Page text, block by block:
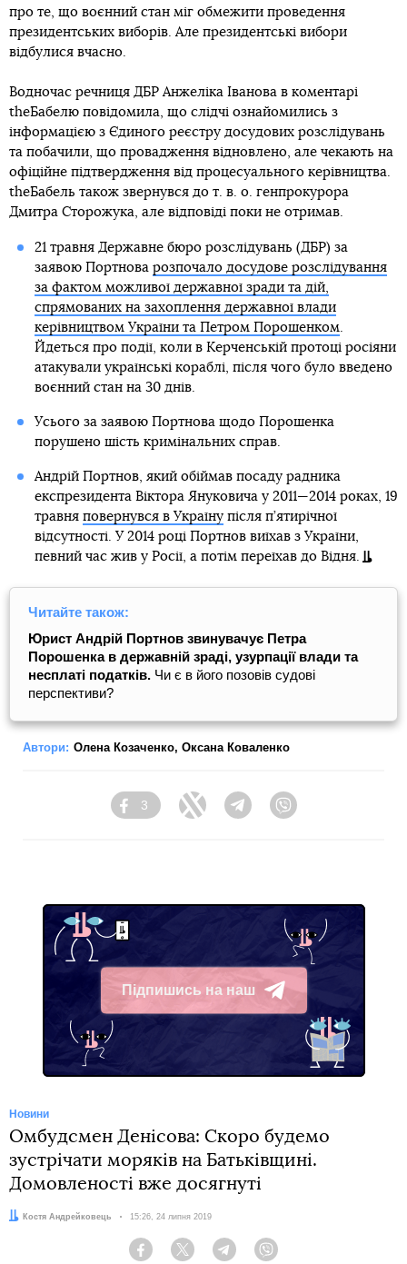
про те, що воєнний стан міг обмежити проведення
президентських виборів. Але президентські вибори
відбулися вчасно.
Водночас речниця ДБР Анжеліка Іванова в коментарі
theБабелю повідомила, що слідчі ознайомились з
інформацією з Єдиного реєстру досудових розслідувань
та побачили, що провадження відновлено, але чекають на
офіційне підтвердження від процесуального керівництва.
theБабель також звернувся до т. в. о. генпрокурора
Дмитра Сторожука, але відповіді поки не отримав.
21 травня Державне бюро розслідувань (ДБР) за
заявою Портнова розпочало досудове розслідування
за фактом можливої державної зради та дій,
спрямованих на захоплення державної влади
керівництвом України та Петром Порошенком.
Йдеться про події, коли в Керченській протоці росіяни
атакували українські кораблі, після чого було введено
воєнний стан на 30 днів.
Усього за заявою Портнова щодо Порошенка
порушено шість кримінальних справ.
Андрій Портнов, який обіймав посаду радника
експрезидента Віктора Януковича у 2011—2014 роках, 19
травня повернувся в Українупісля п’ятирічної
відсутності. У 2014 році Портнов виїхав з України,
певний час жив у Росії, а потім переїхав до Відня.
Читайте також:
Юрист Андрій Портнов звинувачує Петра
Порошенка в державній зраді, узурпації влади та
несплаті податків. Чи є в його позовів судові
перспективи?
Автори: Олена Козаченко, Оксана Коваленко
Facebook
3
Twitter TelegramViber
Підпишись на наш
Telegram
Новини
Омбудсмен Денісова: Скоро будемо
зустрічати моряків на Батьківщині.
Домовленості вже досягнуті
Автор:Костя Андрейковець Дата:
15:26, 24 липня 2019
Facebook Twitter Telegram